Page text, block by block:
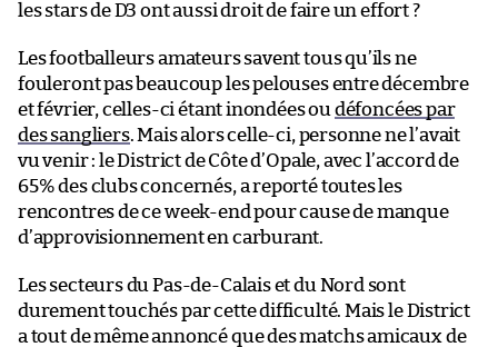
les stars de D3 ont aussi droit de faire un effort ?
Les footballeurs amateurs savent tous qu’ils ne
fouleront pas beaucoup les pelouses entre décembre
et février, celles-ci étant inondées ou défoncées par
des sangliers. Mais alors celle-ci, personne ne l’avait
vu venir : le District de Côte d’Opale, avec l’accord de
65% des clubs concernés, a reporté toutes les
rencontres de ce week-end pour cause de manque
d’approvisionnement en carburant.
Les secteurs du Pas-de-Calais et du Nord sont
durement touchés par cette difficulté. Mais le District
a tout de même annoncé que des matchs amicaux de